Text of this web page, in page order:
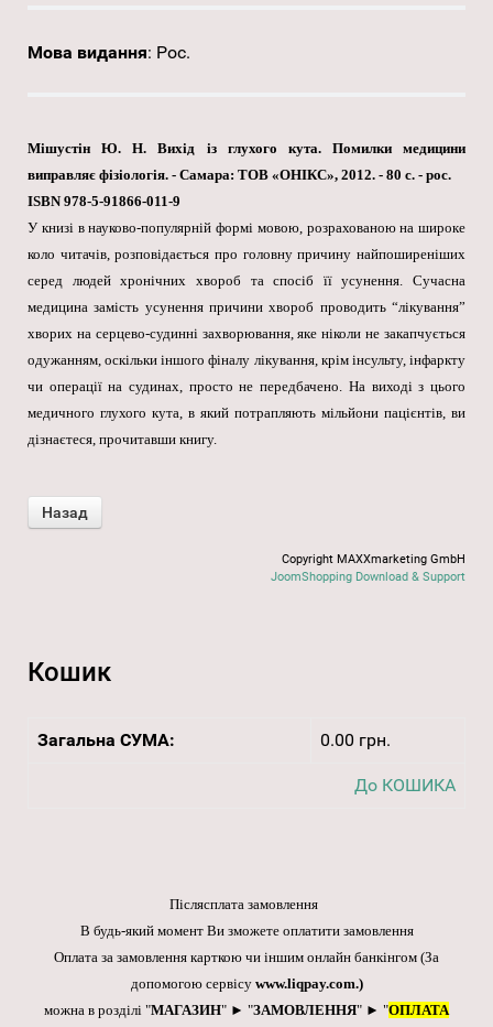
Мова видання: Рос.
Мішустін Ю. Н. Вихід із глухого кута. Помилки медицини
виправляє фізіологія. - Самара: ТОВ «ОНІКС», 2012. - 80 с. - рос.
ISBN 978-5-91866-011-9
У книзі в науково-популярній формі мовою, розрахованою на широке
коло читачів, розповідається про головну причину найпоширеніших
серед людей хронічних хвороб та спосіб її усунення. Сучасна
медицина замість усунення причини хвороб проводить “лікування”
хворих на серцево-судинні захворювання, яке ніколи не закапчується
одужанням, оскільки іншого фіналу лікування, крім інсульту, інфаркту
чи операції на судинах, просто не передбачено. На виході з цього
медичного глухого кута, в який потрапляють мільйони пацієнтів, ви
дізнаєтеся, прочитавши книгу.
Copyright MAXXmarketing GmbH
JoomShopping Download & Support
Кошик
Загальна СУМА: 0.00 грн.
До КОШИКА
Післясплата замовлення
В будь-який момент Ви зможете оплатити замовлення
Оплата за замовлення карткою чи іншим онлайн банкінгом (За
допомогою сервісу www.liqpay.com.)
можна в розділі "МАГАЗИН" ► "ЗАМОВЛЕННЯ" ► "ОПЛАТА